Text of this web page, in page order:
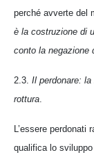
perché avverte del
è la costruzione di
conto la negazione
2.3. Il perdonare:
rottura
L’essere perdonati
qualifica lo